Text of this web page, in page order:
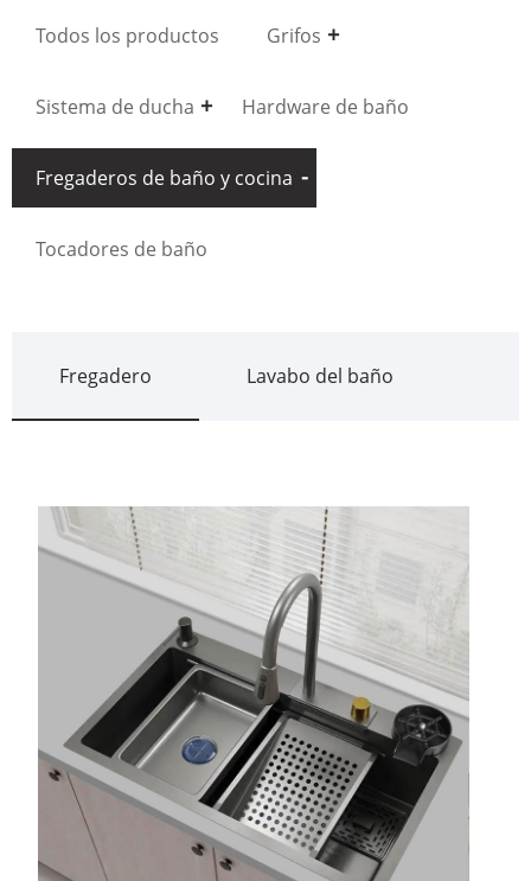
Todos los productos Grifos
Sistema de ducha Hardware de baño
Fregaderos de baño y cocina
Tocadores de baño
Fregadero Lavabo del baño